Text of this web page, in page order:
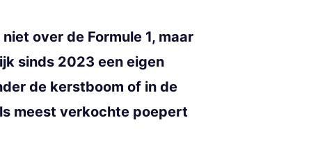
over de Formule 1, maar
sinds 2023 een eigen
de kerstboom of in de
meest verkochte poepert